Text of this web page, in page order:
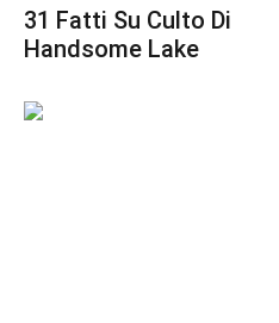
31 Fatti Su Culto Di
Handsome Lake